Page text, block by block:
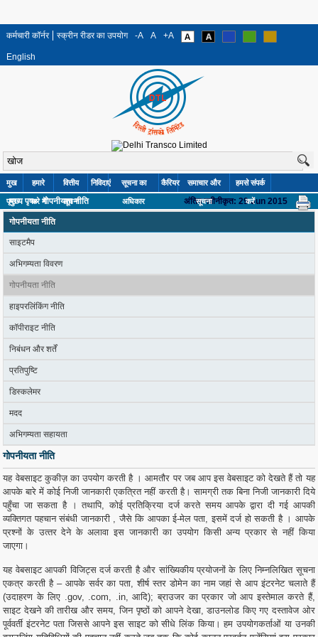
कर्मचारी कॉर्नर स्क्रीन रीडर का उपयोग -A A +A
English
मुख
पृष्ठ
हमारे
बारे में
वित्तीय
सूचना
निविदाएं सूचना का
अधिकार
कैरियर समाचार और
सूचना
हमसे संपर्क
करें
मुख्य पृष» गोपनीयता नीति अंतिम नवीनीकृत: 29 Jun 2015
गोपनीयता नीति
साइटमैप
अभिगम्यता विवरण
गोपनीयता नीति
हाइपरलिंकिंग नीति
कॉपीराइट नीति
निबंधन और शर्तें
प्रतिपुष्टि
डिस्कलेमर
मदद
अभिगम्यता सहायता
गोपनीयता नीति
यह वेबसाइट कुकीज़ का उपयोग करती है । आमतौर पर जब आप इस वेबसाइट को देखते हैं तो यह
आपके बारे में कोई निजी जानकारी एकत्रित नहीं करती है। सामग्री तक बिना निजी जानकारी दिये
पहुँचा जा सकता है । तथापि, कोई प्रतिक्रिया दर्ज करते समय आपके द्वारा दी गई आपकी
व्‍यक्‍तिगत पहचान संबंधी जानकारी , जैसे कि आपका ई-मेल पता, इसमें दर्ज हो सकती है । आपके
प्रश्‍नों के उत्‍तर देने के अलावा इस जानकारी का उपयोग किसी अन्‍य प्रकार से नहीं किया
जाएगा।
यह वेबसाइट आपकी विजिट्स दर्ज करती है और सांख्‍यिकीय प्रयोजनों के लिए निम्‍नलिखित सूचना
एकत्र करती है – आपके सर्वर का पता, शीर्ष स्‍तर डोमेन का नाम जहां से आप इंटरनेट चलाते हैं
(उदाहरण के लिए .gov, .com, .in, आदि); ब्राउजर का प्रकार जो आप इस्‍तेमाल करते हैं,
साइट देखने की तारीख और समय, जिन पृष्‍ठों को आपने देखा, डाउनलोड किए गए दस्‍तावेज ओर
पूर्ववर्ती इंटरनेट पता जिससे आपने इस साइट को सीधे लिंक किया। हम उपयोगकर्ताओं या उनकी